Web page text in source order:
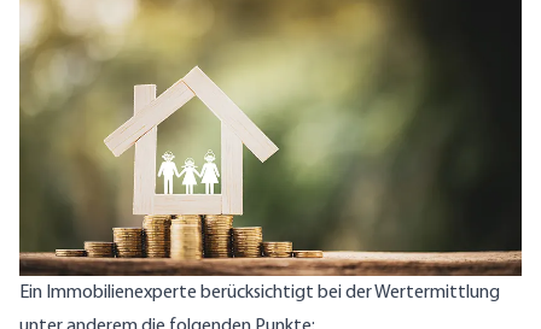
Ein Immobilienexperte berücksichtigt bei der Wertermittlung